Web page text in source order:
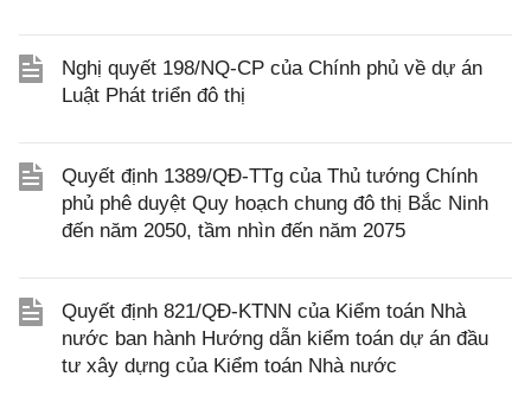
Nghị quyết 198/NQ-CP của Chính phủ về dự án
Luật Phát triển đô thị
Quyết định 1389/QĐ-TTg của Thủ tướng Chính
phủ phê duyệt Quy hoạch chung đô thị Bắc Ninh
đến năm 2050, tầm nhìn đến năm 2075
Quyết định 821/QĐ-KTNN của Kiểm toán Nhà
nước ban hành Hướng dẫn kiểm toán dự án đầu
tư xây dựng của Kiểm toán Nhà nước